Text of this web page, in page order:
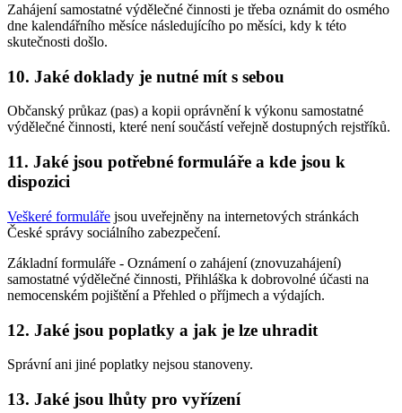
Zahájení samostatné výdělečné činnosti je třeba oznámit do osmého
dne kalendářního měsíce následujícího po měsíci, kdy k této
skutečnosti došlo.
10. Jaké doklady je nutné mít s sebou
Občanský průkaz (pas) a kopii oprávnění k výkonu samostatné
výdělečné činnosti, které není součástí veřejně dostupných rejstříků.
11. Jaké jsou potřebné formuláře a kde jsou k
dispozici
Veškeré formuláře jsou uveřejněny na internetových stránkách
České správy sociálního zabezpečení.
Základní formuláře - Oznámení o zahájení (znovuzahájení)
samostatné výdělečné činnosti, Přihláška k dobrovolné účasti na
nemocenském pojištění a Přehled o příjmech a výdajích.
12. Jaké jsou poplatky a jak je lze uhradit
Správní ani jiné poplatky nejsou stanoveny.
13. Jaké jsou lhůty pro vyřízení